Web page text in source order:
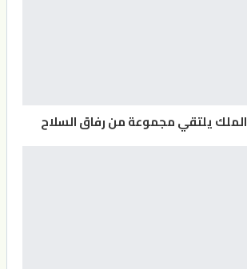
الملك يلتقي مجموعة من رفاق السلاح